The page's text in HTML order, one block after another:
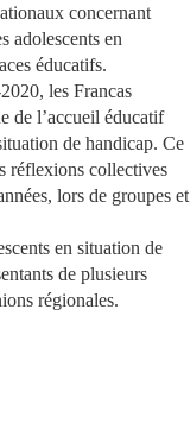
concernant
adolescents en
éducatifs.
les Francas
de l’accueil éducatif
de handicap. Ce
réflexions collectives
lors de groupeset
en situation de
de plusieurs
régionales.